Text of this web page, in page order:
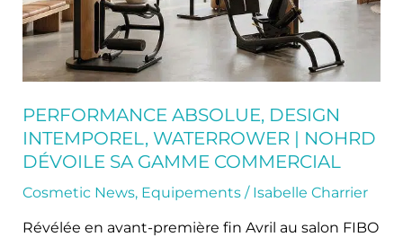
PERFORMANCE ABSOLUE, DESIGN
INTEMPOREL, WATERROWER | NOHRD
DÉVOILE SA GAMME COMMERCIAL
Cosmetic News, Equipements/ Isabelle Charrier
Révélée en avant-première fin Avril au salon FIBO
sa
gamme
Commercial